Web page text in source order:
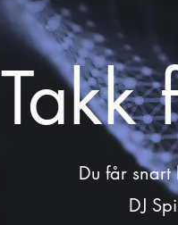
Takk
Du får
DJ